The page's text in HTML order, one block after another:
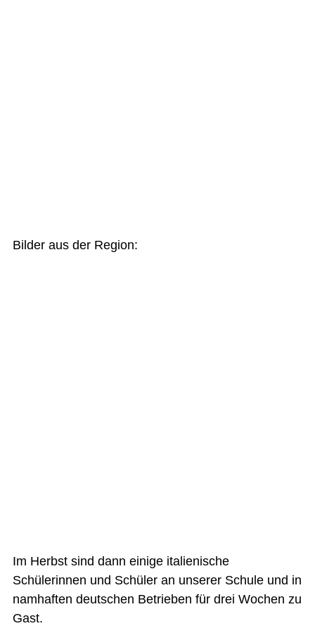
Bilder aus der Region:
Im Herbst sind dann einige italienische
Schülerinnen und Schüler an unserer Schule und in
namhaften deutschen Betrieben für drei Wochen zu
Gast.